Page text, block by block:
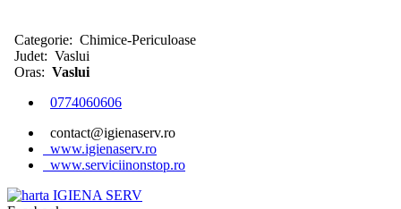
Categorie: Chimice-Periculoase
Judet: Vaslui
Oras: Vaslui
0774060606
contact@igienaserv.ro
www.igienaserv.ro
www.serviciinonstop.ro